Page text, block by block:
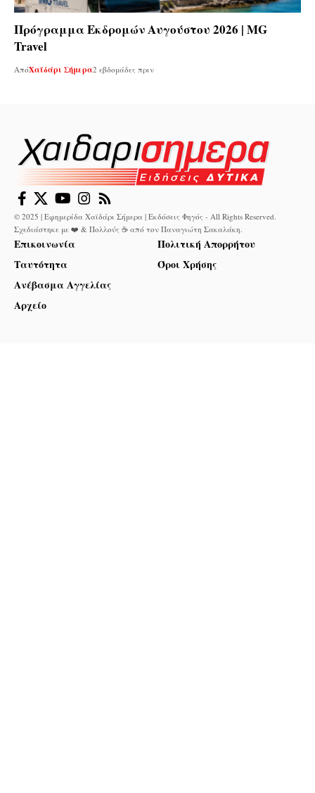
Πρόγραμμα Εκδρομών Αυγούστου 2026 | MG
Travel
ΑπόΧαϊδάρι Σήμερα2 εβδομάδες πριν
© 2025 | Εφημερίδα Χαϊδάρι Σήμερα | Εκδόσεις Φηγός - All Rights Reserved.
Σχεδιάστηκε με ❤️ & Πολλούς ☕ από τον Παναγιώτη Σακαλάκη
Επικοινωνία
Ταυτότητα
Ανέβασμα Αγγελίας
Αρχείο
Πολιτική Απορρήτου
Όροι Χρήσης